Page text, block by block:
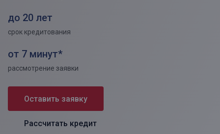
Оставить заявку
Рассчитать кредит
до 20 лет
срок кредитования
от 7 минут*
рассмотрение заявки